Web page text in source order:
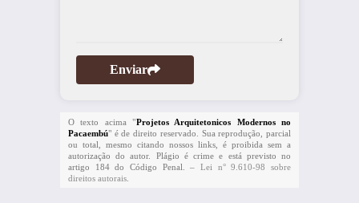
Enviar
O texto acima "Projetos Arquitetonicos Modernos no
Pacaembú" é de direito reservado. Sua reprodução, parcial
ou total, mesmo citando nossos links, é proibida sem a
autorização do autor. Plágio é crime e está previsto no
artigo 184 do Código Penal. –Lei n° 9.610-98 sobre
direitos autorais.